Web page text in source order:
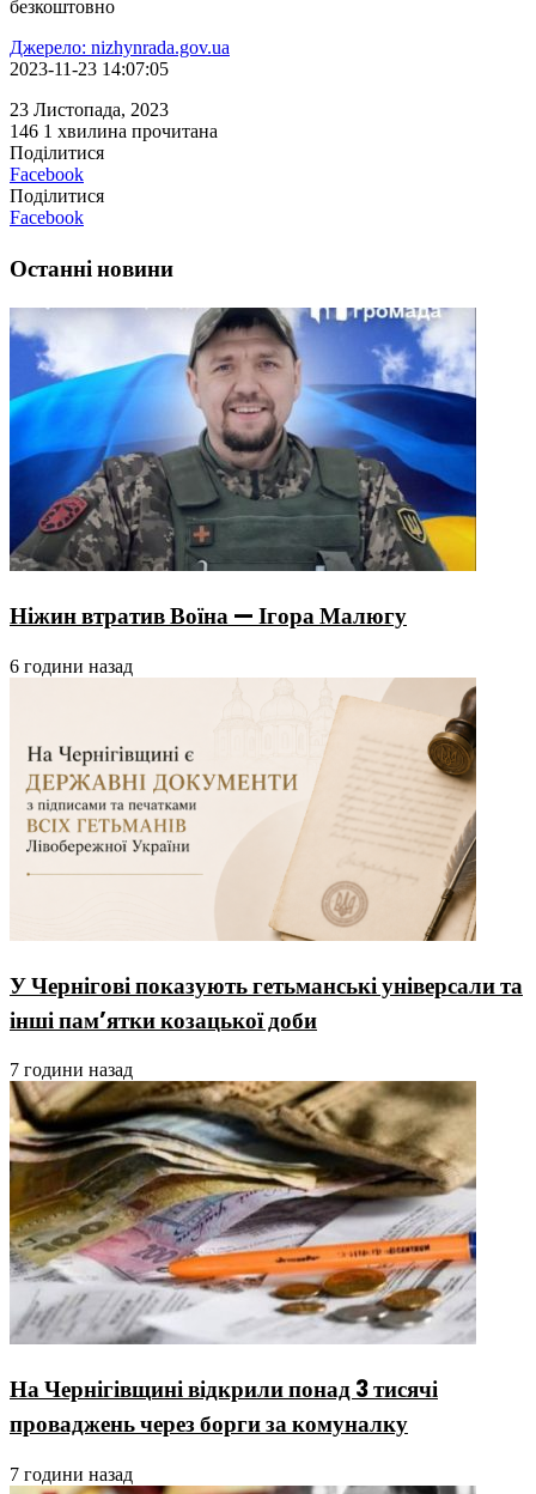
Джерело: nizhynrada.gov.ua
2023-11-23 14:07:05
23 Листопада, 2023
146 1 хвилина прочитана
Поділитися
Facebook
Поділитися
Facebook
Останні новини
Ніжин втратив Воїна — Ігора Малюгу
6 години назад
У Чернігові показують гетьманські універсали та
інші пам’ятки козацької доби
7 години назад
На Чернігівщині відкрили понад 3 тисячі
проваджень через борги за комуналку
7 години назад